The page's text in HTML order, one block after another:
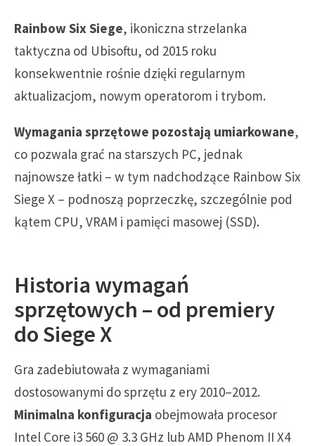
Rainbow Six Siege, ikoniczna strzelanka
taktyczna od Ubisoftu, od 2015 roku
konsekwentnie rośnie dzięki regularnym
aktualizacjom, nowym operatorom i trybom.
Wymagania sprzętowe pozostają umiarkowane,
co pozwala grać na starszych PC, jednak
najnowsze łatki – w tym nadchodzące Rainbow Six
Siege X – podnoszą poprzeczkę, szczególnie pod
kątem CPU, VRAM i pamięci masowej (SSD).
Historia wymagań
sprzętowych – od premiery
do Siege X
Gra zadebiutowała z wymaganiami
dostosowanymi do sprzętu z ery 2010–2012.
Minimalna konfiguracja obejmowała procesor
Intel Core i3 560 @ 3.3 GHz lub AMD Phenom II X4